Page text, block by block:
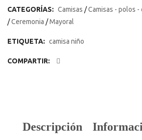
CATEGORÍAS: Camisas /Camisas - polos -
/Ceremonia /Mayoral
ETIQUETA: camisa niño
COMPARTIR:
Descripción